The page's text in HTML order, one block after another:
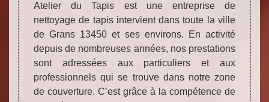
Atelier du Tapis est une entreprise de
nettoyage de tapis intervient dans toute la ville
de Grans 13450 et ses environs. En activité
depuis de nombreuses années, nos prestations
sont adressées aux particuliers et aux
professionnels qui se trouve dans notre zone
de couverture. C’est grâce à la compétence de